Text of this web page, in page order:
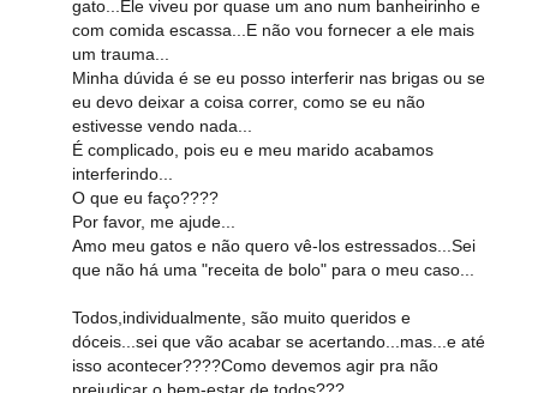
gato...Ele viveu por quase um ano num banheirinho e
com comida escassa...E não vou fornecer a ele mais
um trauma...
Minha dúvida é se eu posso interferir nas brigas ou se
eu devo deixar a coisa correr, como se eu não
estivesse vendo nada...
É complicado, pois eu e meu marido acabamos
interferindo...
O que eu faço????
Por favor, me ajude...
Amo meu gatos e não quero vê-los estressados...Sei
que não há uma "receita de bolo" para o meu caso...
Todos,individualmente, são muito queridos e
dóceis...sei que vão acabar se acertando...mas...e até
isso acontecer????Como devemos agir pra não